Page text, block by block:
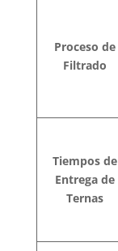
Proceso de
Filtrado
Tiempos de
Entrega de
Ternas